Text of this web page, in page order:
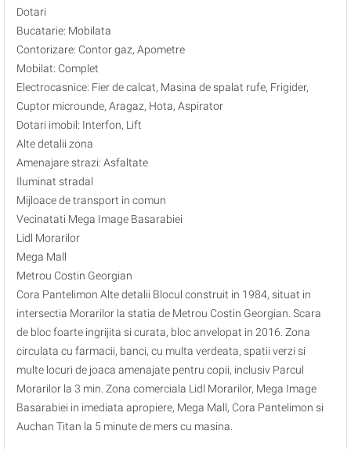
Dotari
Bucatarie: Mobilata
Contorizare: Contor gaz, Apometre
Mobilat: Complet
Electrocasnice: Fier de calcat, Masina de spalat rufe, Frigider,
Cuptor microunde, Aragaz, Hota, Aspirator
Dotari imobil: Interfon, Lift
Alte detalii zona
Amenajare strazi: Asfaltate
Iluminat stradal
Mijloace de transport in comun
Vecinatati Mega Image Basarabiei
Lidl Morarilor
Mega Mall
Metrou Costin Georgian
Cora Pantelimon Alte detalii Blocul construit in 1984, situat in
intersectia Morarilor la statia de Metrou Costin Georgian. Scara
de bloc foarte ingrijita si curata, bloc anvelopat in 2016. Zona
circulata cu farmacii, banci, cu multa verdeata, spatii verzi si
multe locuri de joaca amenajate pentru copii, inclusiv Parcul
Morarilor la 3 min. Zona comerciala Lidl Morarilor, Mega Image
Basarabiei in imediata apropiere, Mega Mall, Cora Pantelimon si
Auchan Titan la 5 minute de mers cu masina.